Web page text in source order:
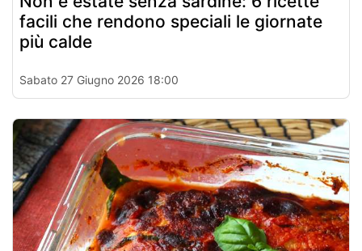
facili che rendono speciali le giornate
più calde
Sabato 27 Giugno 2026 18:00